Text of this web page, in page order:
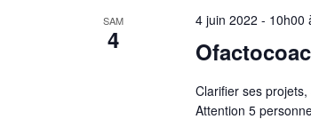
SAM
4
4 juin 2022 - 10h00
Clarifier ses
Attention 5